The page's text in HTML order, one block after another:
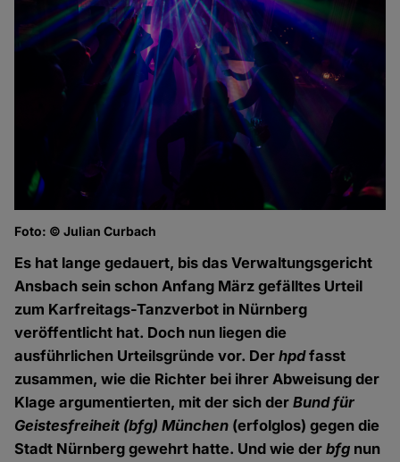
Foto: © Julian Curbach
Es hat lange gedauert, bis das Verwaltungsgericht
Ansbach sein schon Anfang März gefälltes Urteil
zum Karfreitags-Tanzverbot in Nürnberg
veröffentlicht hat. Doch nun liegen die
ausführlichen Urteilsgründe vor. Derhpdfasst
zusammen, wie die Richter bei ihrer Abweisung der
Klage argumentierten, mit der sich derBund für
Geistesfreiheit (bfg) München (erfolglos) gegen die
Stadt Nürnberg gewehrt hatte. Und wie derbfg nun